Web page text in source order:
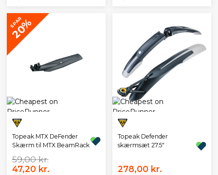
SPAR
20%
Topeak MTX DeFender
Skærm til MTX BeamRack
59,00 kr.
47,20 kr.
Topeak Defender
skærmsæt 27.5"
278,00 kr.